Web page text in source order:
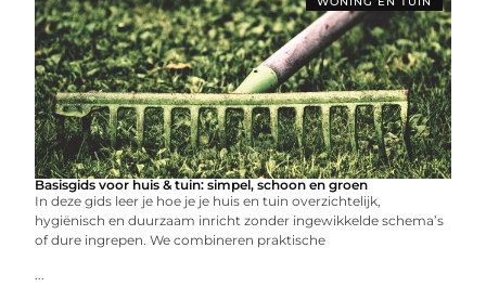
Basisgids voor huis & tuin: simpel, schoon en groen
In deze gids leer je hoe je je huis en tuin overzichtelijk,
hygiënisch en duurzaam inricht zonder ingewikkelde schema’s
of dure ingrepen. We combineren praktische
...